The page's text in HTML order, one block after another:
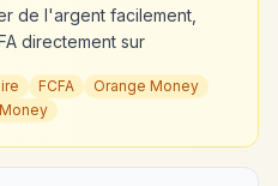
de l'argent facilement,
directement sur
FCFA
Orange Money